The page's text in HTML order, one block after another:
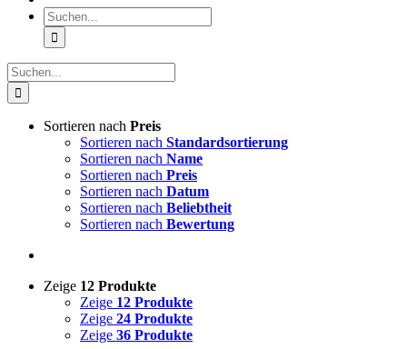
Suche
nach:
Suche
nach:
Sortieren nach Preis
Sortieren nach Standardsortierung
Sortieren nach Name
Sortieren nach Preis
Sortieren nach Datum
Sortieren nach Beliebtheit
Sortieren nach Bewertung
Zeige 12 Produkte
Zeige 12 Produkte
Zeige 24 Produkte
Zeige 36 Produkte